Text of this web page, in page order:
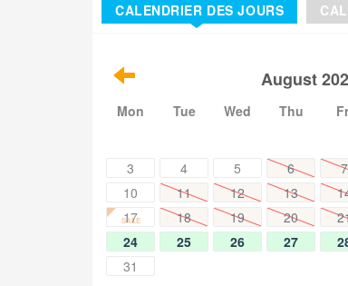
CALENDRIER DES JOURS
August
Mon Tue Wed Thu
3
4 5 6 7
10 11 12 13
17
SALE 18 19 20
24
25 26 27
31